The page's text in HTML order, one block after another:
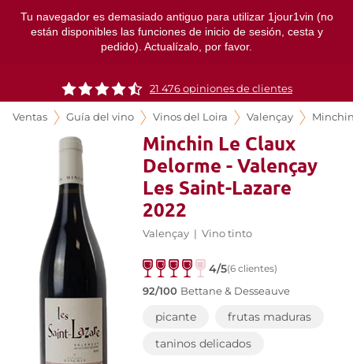
Tu navegador es demasiado antiguo para utilizar 1jour1vin (no
están disponibles las funciones de inicio de sesión, cesta y
pedido). Actualízalo, por favor.
21 476 opiniones de clientes
Ventas Guía del vino Vinos del Loira Valençay
Minchin Le Claux
Delorme - Valençay
Les Saint-Lazare
2022
Valençay | Vino tinto
4/5(6 clientes)
92/100 Bettane & Desseauve
picante
frutas maduras
taninos delicados